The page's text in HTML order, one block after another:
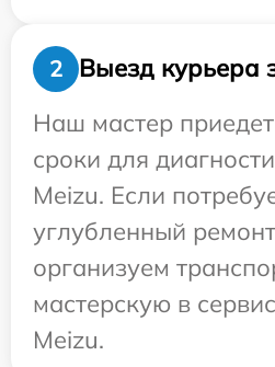
2
Выезд курьера
Наш мастер
сроки для
Meizu. Если
углубленный
организуем
мастерскую в
Meizu.